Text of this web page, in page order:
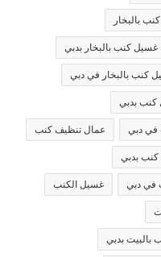
بالبخار
كنب بالبخار بدبي
كنب بالبخار في دبي
بدبي
دبي عمال تنظيف كنب
بدبي
في دبي غسيل الكنب
بالبيت بدبي